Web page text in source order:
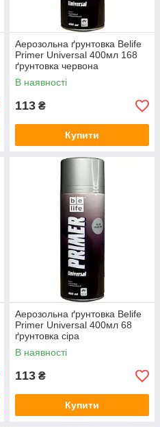
Аерозольна ґрунтовка Belife
Primer Universal 400мл 168
ґрунтовка червона
В наявності
113 ₴
Купити
Аерозольна ґрунтовка Belife
Primer Universal 400мл 68
ґрунтовка сіра
В наявності
113 ₴
Купити